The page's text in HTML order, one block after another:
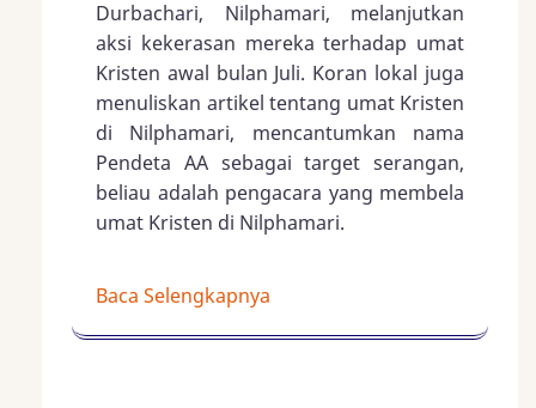
Durbachari, Nilphamari, melanjutkan
aksi kekerasan mereka terhadap umat
Kristen awal bulan Juli. Koran lokal juga
menuliskan artikel tentang umat Kristen
di Nilphamari, mencantumkan nama
Pendeta AA sebagai target serangan,
beliau adalah pengacara yang membela
umat Kristen di Nilphamari.
Baca Selengkapnya